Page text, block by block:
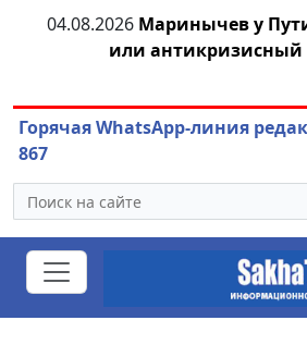
04.08.2026 Маринычев у
или антикризисный
Горячая WhatsApp-линия
867